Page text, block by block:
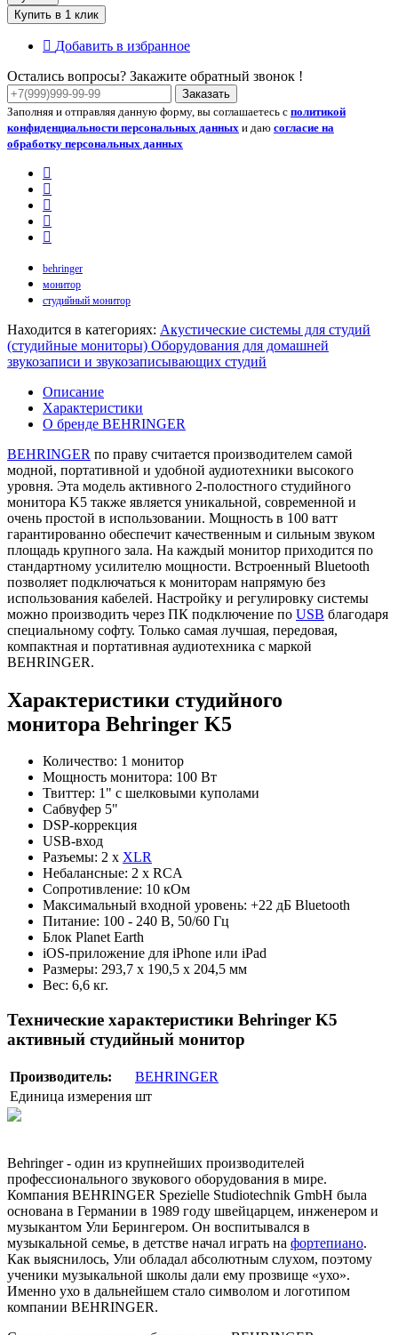
Купить в 1 клик
Добавить в избранное
Остались вопросы? Закажите обратный звонок !
Заказать
Заполняя и отправляя данную форму, вы соглашаетесь с политикой
конфиденциальности персональных данных и даю согласие на
обработку персональных данных
behringer
монитор
студийный монитор
Находится в категориях: Акустические системы для студий
(студийные мониторы) Оборудования для домашней
звукозаписи и звукозаписывающих студий
Описание
Характеристики
О бренде BEHRINGER
BEHRINGER по праву считается производителем самой
модной, портативной и удобной аудиотехники высокого
уровня. Эта модель активного 2-полостного студийного
монитора K5 также является уникальной, современной и
очень простой в использовании. Мощность в 100 ватт
гарантированно обеспечит качественным и сильным звуком
площадь крупного зала. На каждый монитор приходится по
стандартному усилителю мощности. Встроенный Bluetooth
позволяет подключаться к мониторам напрямую без
использования кабелей. Настройку и регулировку системы
можно производить через ПК подключение по USB благодаря
специальному софту. Только самая лучшая, передовая,
компактная и портативная аудиотехника с маркой
BEHRINGER.
Характеристики студийного
монитора Behringer K5
Количество: 1 монитор
Мощность монитора: 100 Вт
Твиттер: 1" с шелковыми куполами
Сабвуфер 5"
DSP-коррекция
USB-вход
Разъемы: 2 х XLR
Небалансные: 2 х RCA
Сопротивление: 10 кОм
Максимальный входной уровень: +22 дБ Bluetooth
Питание: 100 - 240 В, 50/60 Гц
Блок Planet Earth
iOS-приложение для iPhone или iPad
Размеры: 293,7 х 190,5 х 204,5 мм
Вес: 6,6 кг.
Технические характеристики Behringer K5
активный студийный монитор
Производитель:
BEHRINGER
Единица измерения шт
Behringer - один из крупнейших производителей
профессионального звукового оборудования в мире.
Компания BEHRINGER Spezielle Studiotechnik GmbH была
основана в Германии в 1989 году швейцарцем, инженером и
музыкантом Ули Берингером. Он воспитывался в
музыкальной семье, в детстве начал играть на фортепиано.
Как выяснилось, Ули обладал абсолютным слухом, поэтому
ученики музыкальной школы дали ему прозвище «ухо».
Именно ухо в дальнейшем стало символом и логотипом
компании BEHRINGER.